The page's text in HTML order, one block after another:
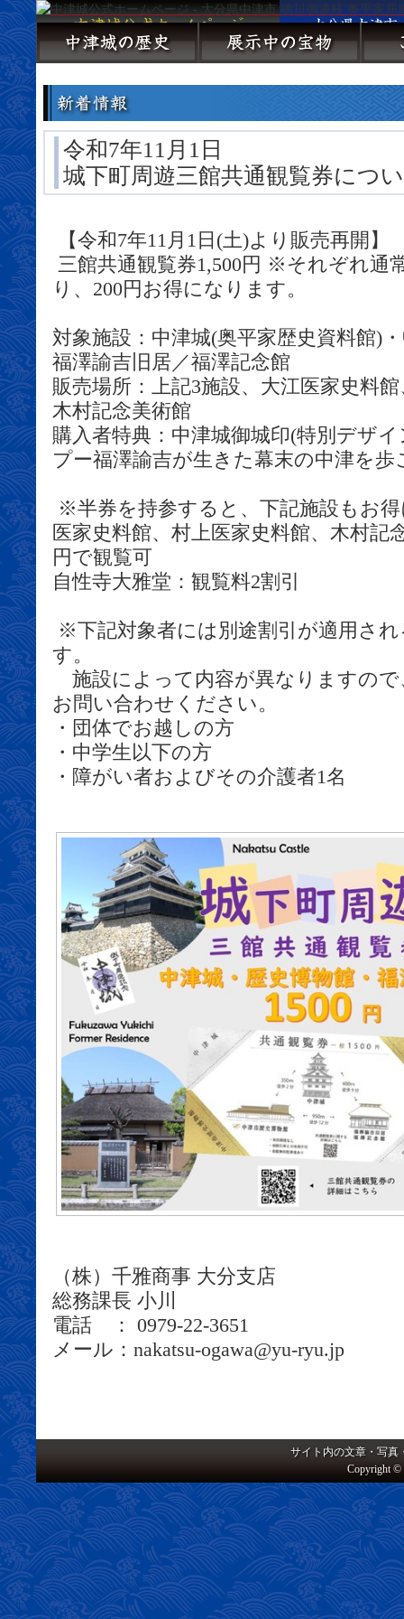
令和7年11月1日
城下町周遊三館共通観覧券につ
【令和7年11月1日(土)より販売再開】
三館共通観覧券1,500円 ※それぞれ通
り、200円お得になります。
対象施設：中津城(奥平家歴史資料館)
福澤諭吉旧居／福澤記念館
販売場所：上記3施設、大江医家史料
木村記念美術館
購入者特典：中津城御城印(特別デザ
プー福澤諭吉が生きた幕末の中津を
※半券を持参すると、下記施設もお
医家史料館、村上医家史料館、木村記
円で観覧可
自性寺大雅堂：観覧料2割引
※下記対象者には別途割引が適用さ
す。
施設によって内容が異なりますので
お問い合わせください。
・団体でお越しの方
・中学生以下の方
・障がい者およびその介護者1名
（株）千雅商事 大分支店
総務課長 小川
電話 ： 0979-22-3651
メール：nakatsu-ogawa@yu-ryu.jp
サイト内の文章・写真
Copyright ©